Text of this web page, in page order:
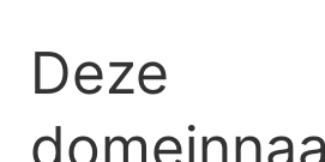
contentDeze